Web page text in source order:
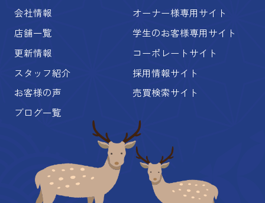
会社情報
店舗一覧
更新情報
スタッフ紹介
お客様の声
ブログ一覧
オーナー様専用サイト
学生のお客様専用サイト
コーポレートサイト
採用情報サイト
売買検索サイト